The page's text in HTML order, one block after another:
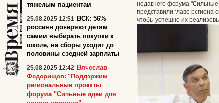
недавнего форума "Сильные
представили главе региона
чтобы успешно их
тяжелым пациентам
25.08.2025 12:51 ВСК: 56%
россиян доверяют детям
самим выбирать покупки к
школе, на сборы уходит до
половины средней зарплаты
25.08.2025 12:42 Вячеслав
Федорищев: "Поддержим
региональные проекты
форума "Сильные идеи для